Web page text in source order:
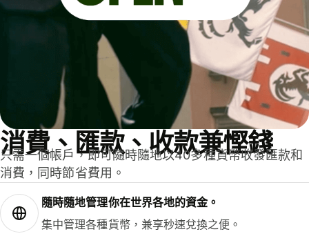
消費、匯款、收款兼慳錢
只需一個帳戶，即可隨時隨地以40多種貨幣收發匯款和
消費，同時節省費用。
隨時隨地管理你在世界各地的資金。
集中管理各種貨幣，兼享秒速兌換之便。